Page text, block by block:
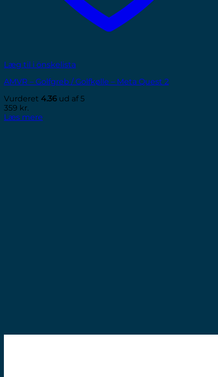
Læg til i önskelista
AMVR – Golfgreb / Golfkølle – Meta Quest 2
Vurderet 4.36 ud af 5
359 kr.
Læs mere